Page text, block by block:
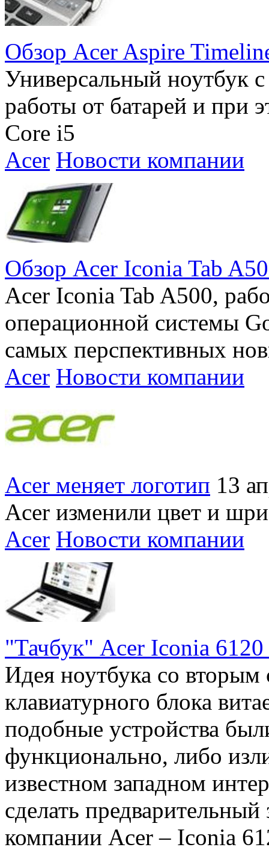
Обзор Acer Aspire
Универсальный ноутбук
работы от батарей и при
Core i5
Acer Новости компании
Обзор Acer Iconia Tab
Acer Iconia Tab A500,
операционной системы
самых перспективных
Acer Новости компании
Acer меняет логотип 13
Acer изменили цвет и
Acer Новости компании
"Тачбук" Acer Iconia
Идея ноутбука со
клавиатурного блока
подобные устройства
функционально, либо
известном западном
сделать
компании Acer – Iconia